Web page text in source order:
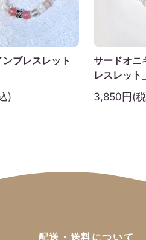
ブレスレット
)
サードオニ
レスレッ
3,850円(
配送・送料について